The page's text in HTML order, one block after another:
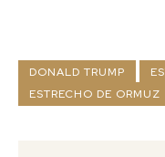
DONALD TRUMP
ESTRECHO DE ORMUZ